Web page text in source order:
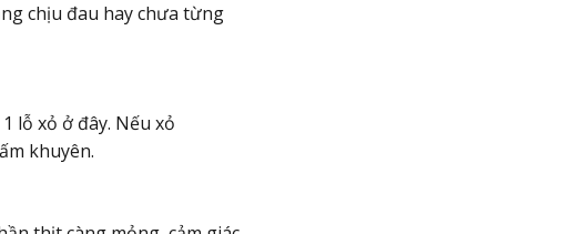
chịu đau hay chưa từng
lỗ xỏ ở đây. Nếu xỏ
khuyên.